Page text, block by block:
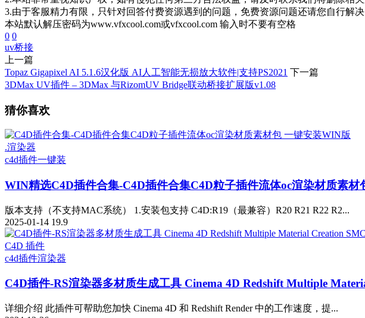
3.由于客服精力有限，只针对回答付费资源遇到的问题，免费资源问题还请您自行解决
本站默认解压密码为www.vfxcool.com或vfxcool.com 输入时不要有空格
0 0
uv桥接
上一篇
Topaz Gigapixel AI 5.1.6汉化版 AI人工智能无损放大软件|支持PS2021 下一篇
3DMax UV插件 – 3DMax 与RizomUV Bridge联动桥接扩展版v1.08
猜你喜欢
.渲染器
c4d插件一键装
WIN精选C4D插件合集-C4D插件合集C4D粒子插件流体oc渲染材质素
版本支持（不支持MAC系统） 1.安装包支持 C4D:R19（最兼容）R20 R21 R22 R2...
2025-01-14 19.9
C4D 插件
c4d插件渲染器
C4D插件-RS渲染器多材质生成工具 Cinema 4D Redshift Multiple
详细介绍 此插件可帮助您加快 Cinema 4D 和 Redshift Render 中的工作速度，提...